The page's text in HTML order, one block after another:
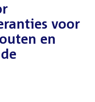
voor
en